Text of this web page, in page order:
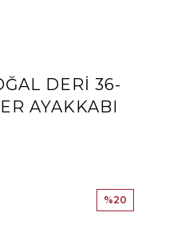
DERİ 36-
AYAKKABI
%20